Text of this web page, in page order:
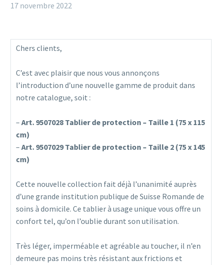
17 novembre 2022
Chers clients,
C’est avec plaisir que nous vous annonçons
l’introduction d’une nouvelle gamme de produit dans
notre catalogue, soit :
– Art. 9507028 Tablier de protection – Taille 1 (75 x 115
cm)
– Art. 9507029 Tablier de protection – Taille 2 (75 x 145
cm)
Cette nouvelle collection fait déjà l’unanimité auprès
d’une grande institution publique de Suisse Romande de
soins à domicile. Ce tablier à usage unique vous offre un
confort tel, qu’on l’oublie durant son utilisation.
Très léger, imperméable et agréable au toucher, il n’en
demeure pas moins très résistant aux frictions et